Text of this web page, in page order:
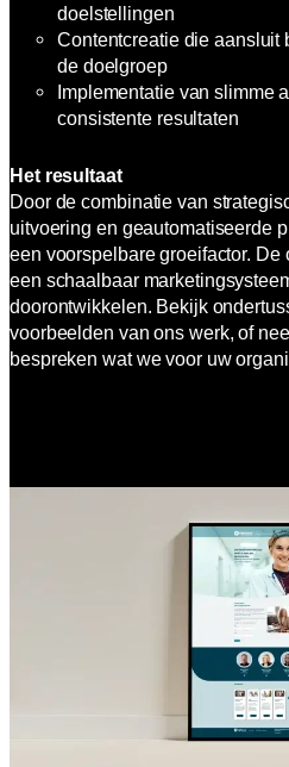
doelstellingen
Contentcreatie die aansluit
de doelgroep
Implementatie van slimme
consistente resultaten
Het resultaat
Door de combinatie van
uitvoering en geautomatiseerde
een voorspelbare groeifactor.
een schaalbaar
doorontwikkelen. Bekijk
voorbeelden van ons werk, of
bespreken wat we voor uw